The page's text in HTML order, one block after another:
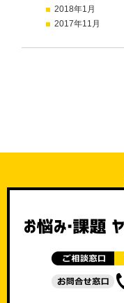
2018年1月
2017年11月